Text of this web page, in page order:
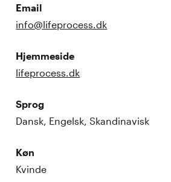
Email
info@lifeprocess.dk
Hjemmeside
lifeprocess.dk
Sprog
Dansk, Engelsk, Skandinavisk
Køn
Kvinde